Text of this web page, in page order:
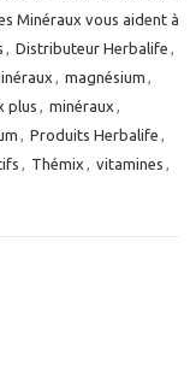
Minéraux vous aident à
, Distributeur Herbalife ,
, magnésium ,
plus , minéraux ,
, Produits Herbalife ,
, Thémix , vitamines ,